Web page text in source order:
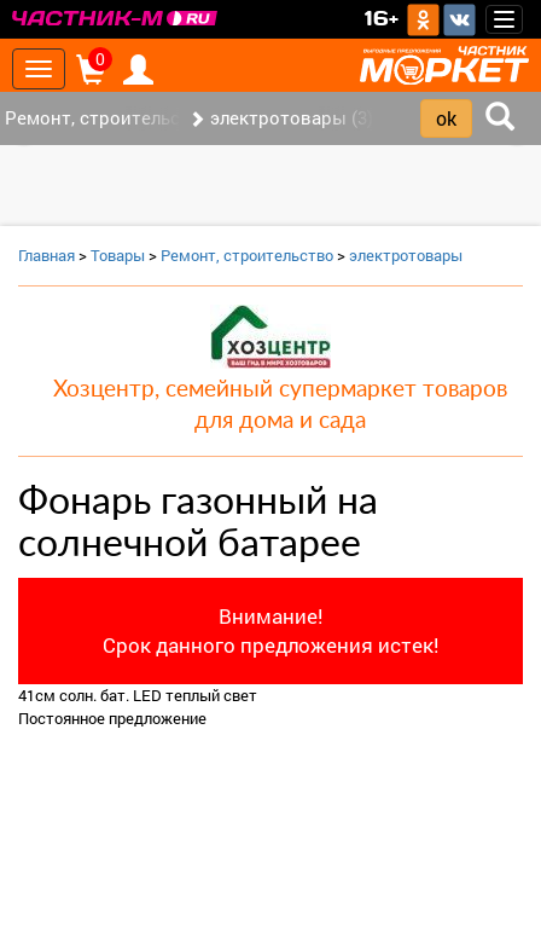
16+
Toggle
navigation
0
Ремонт, строительство (7)электротовары (3)
Главная>Товары > Ремонт, строительство>электротовары
Хозцентр, семейный супермаркет товаров
для дома и сада
Фонарь газонный на
солнечной батарее
Внимание!
Срок данного предложения истек!
41см солн. бат. LED теплый свет
Постоянное предложение
‹ ›